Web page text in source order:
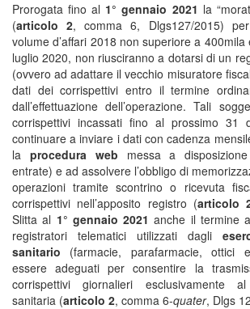
Prorogata fino al 1° gennaio 2021 la
(articolo 2, comma 6, Dlgs127/2015)
volume d’affari 2018 non superiore a
luglio 2020, non riusciranno a dotarsi di un
(ovvero ad adattare il vecchio misuratore
dati dei corrispettivi entro il termine
dall’effettuazione dell’operazione. Tali
corrispettivi incassati fino al prossimo 31
continuare a inviare i dati con cadenza
la procedura web messa a
entrate) e ad assolvere l’obbligo di
operazioni tramite scontrino o ricevuta
corrispettivi nell’apposito registro (articolo
Slitta al 1° gennaio 2021anche il termine
registratori telematici utilizzati dagli
sanitario (farmacie, parafarmacie, ottici
essere adeguati per consentire la
corrispettivi giornalieri esclusivamente
sanitaria (articolo 2, comma 6-quater, Dlgs